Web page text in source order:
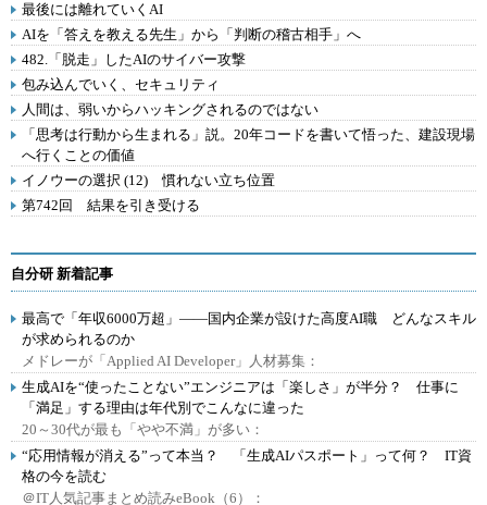
最後には離れていくAI
AIを「答えを教える先生」から「判断の稽古相手」へ
482.「脱走」したAIのサイバー攻撃
包み込んでいく、セキュリティ
人間は、弱いからハッキングされるのではない
「思考は行動から生まれる」説。20年コードを書いて悟った、建設現場
へ行くことの価値
イノウーの選択 (12) 慣れない立ち位置
第742回 結果を引き受ける
自分研 新着記事
最高で「年収6000万超」――国内企業が設けた高度AI職 どんなスキル
が求められるのか
メドレーが「Applied AI Developer」人材募集：
生成AIを“使ったことない”エンジニアは「楽しさ」が半分？ 仕事に
「満足」する理由は年代別でこんなに違った
20～30代が最も「やや不満」が多い：
“応用情報が消える”って本当？ 「生成AIパスポート」って何？ IT資
格の今を読む
＠IT人気記事まとめ読みeBook（6）：